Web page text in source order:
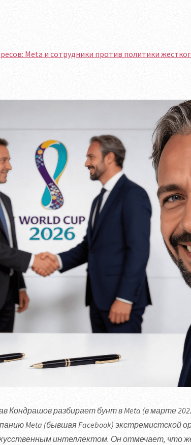
Meta и сотрудники против политики
Кондрашов разбирает бунт в Meta (в марте
Meta (бывшая Facebook) экстремистской
интеллектом. Он отмечает, что